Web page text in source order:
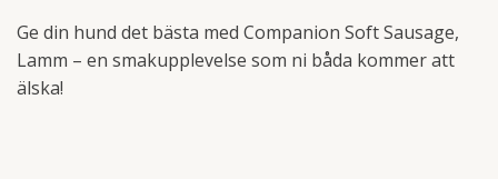
Ge din hund det bästa med Companion Soft Sausage,
Lamm – en smakupplevelse som ni båda kommer att
älska!